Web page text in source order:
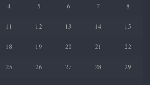
4 5 6 7
8
11 12 13 14
15
18 19 20 21
22
25 26 27 28
29